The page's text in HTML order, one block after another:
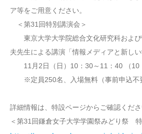
ア等をご用意ください。
＜第31回特別講演会＞
東京大学大学院総合文化研究科およ
夫先生による講演「情報メディアと新しい
11月2日（日）10：30～11：40 （10
※定員250名、入場無料（事前申込不
詳細情報は、特設ページからご確認くださ
＜第31回鎌倉女子大学学園祭みどり祭